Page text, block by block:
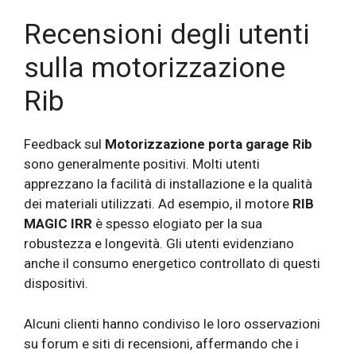
Recensioni degli utenti
sulla motorizzazione
Rib
Feedback sul Motorizzazione porta garage Rib
sono generalmente positivi. Molti utenti
apprezzano la facilità di installazione e la qualità
dei materiali utilizzati. Ad esempio, il motore RIB
MAGIC IRR è spesso elogiato per la sua
robustezza e longevità. Gli utenti evidenziano
anche il consumo energetico controllato di questi
dispositivi.
Alcuni clienti hanno condiviso le loro osservazioni
su forum e siti di recensioni, affermando che i